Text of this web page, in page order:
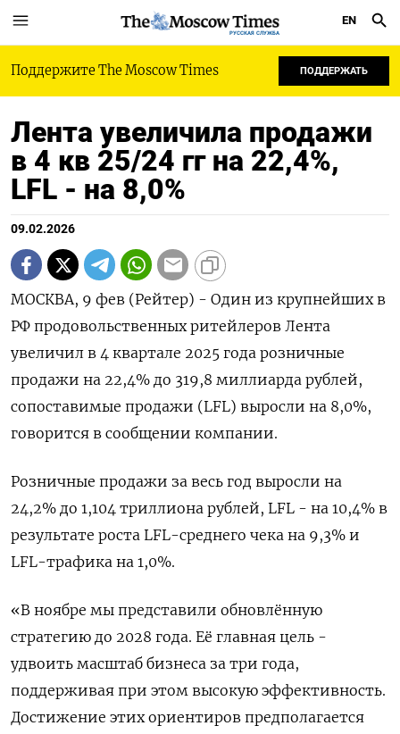
РУССКАЯ СЛУЖБА
EN
Поддержите The Moscow Times ПОДДЕРЖАТЬ
Лента увеличила продажи
в 4 кв 25/24 гг на 22,4%,
LFL - на 8,0%
09.02.2026
МОСКВА, 9 фев (Рейтер) - Один из крупнейших в
РФ продовольственных ритейлеров Лента
увеличил в 4 квартале 2025 года розничные
продажи на 22,4% до 319,8 ⁠миллиарда рублей,
сопоставимые продажи (LFL) выросли на 8,0%,
говорится в сообщении компании.
Розничные продажи за весь год выросли на
24,2% до 1,104 триллиона рублей, LFL - ⁠на 10,4% в
​результате роста LFL-среднего чека на 9,⁠3% и
LFL-трафика на 1,0%.
«В ноябре мы представили обновлённую
стратегию ⁠до 2028 года. Её главная цель -
удвоить масштаб бизнеса за три года,
поддерживая при ‌этом высокую эффективность.
Достижение этих ориентиров предполагается